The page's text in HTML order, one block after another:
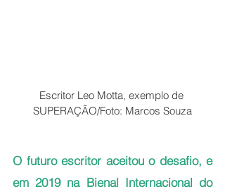
Escritor Leo Motta, exemplo de
SUPERAÇÃO/Foto: Marcos Souza
O futuro escritor aceitou o desafio, e
em 2019 na Bienal Internacional do